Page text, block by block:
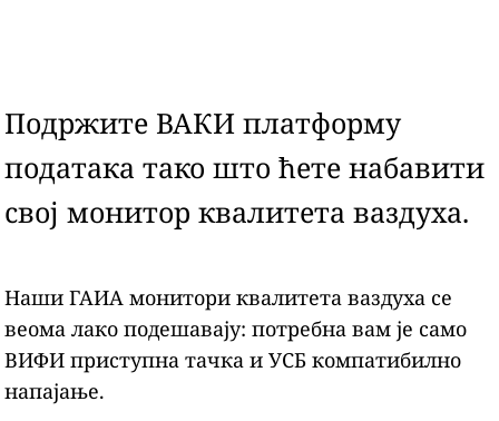
Подржите ВАКИ платформу
података тако што ћете набавити
свој монитор квалитета ваздуха.
Наши ГАИА монитори квалитета ваздуха се
веома лако подешавају: потребна вам је само
ВИФИ приступна тачка и УСБ компатибилно
напајање.